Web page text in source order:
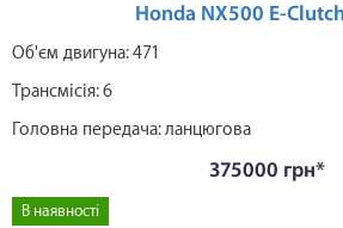
Honda NX500 E-
Об'єм двигуна: 471
Трансмісія: 6
Головна передача: ланцюгова
375000 грн*
В наявності